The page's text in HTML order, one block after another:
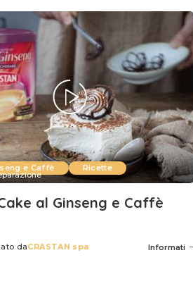
e Caffè Ricette
al Ginseng e Caffè
daCRASTAN spa Informati